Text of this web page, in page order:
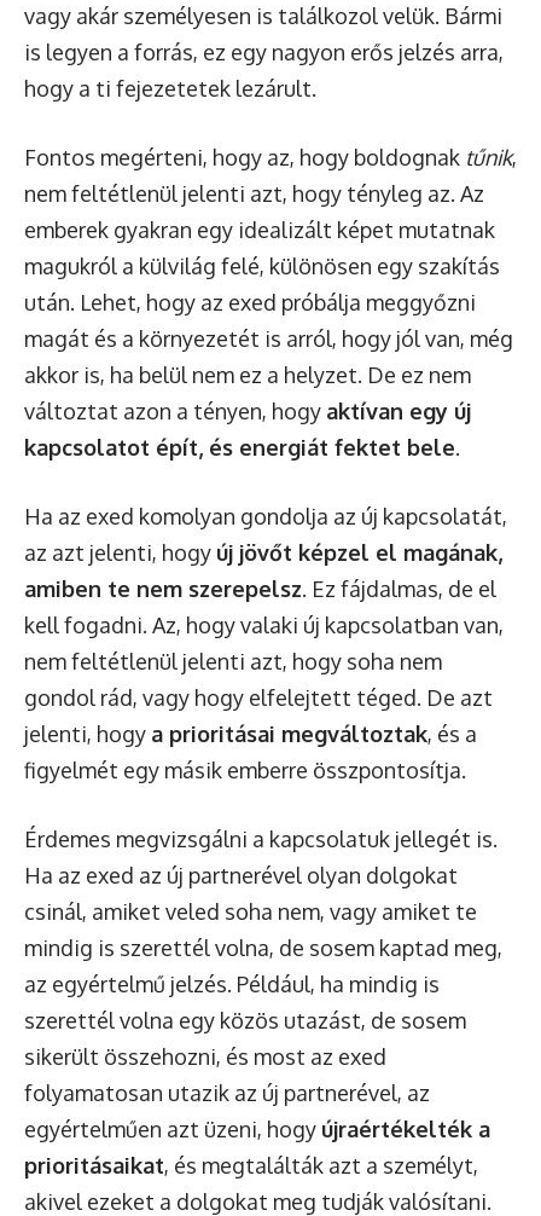
vagy akár személyesen is találkozol velük. Bármi
is legyen a forrás, ez egy nagyon erős jelzés arra,
hogy a ti fejezetetek lezárult.
Fontos megérteni, hogy az, hogy boldognak tűnik,
nem feltétlenül jelenti azt, hogy tényleg az. Az
emberek gyakran egy idealizált képet mutatnak
magukról a külvilág felé, különösen egy szakítás
után. Lehet, hogy az exed próbálja meggyőzni
magát és a környezetét is arról, hogy jól van, még
akkor is, ha belül nem ez a helyzet. De ez nem
változtat azon a tényen, hogy aktívan egy új
kapcsolatot épít, és energiát fektet bele.
Ha az exed komolyan gondolja az új kapcsolatát,
az azt jelenti, hogy új jövőt képzel el magának,
amiben te nem szerepelsz. Ez fájdalmas, de el
kell fogadni. Az, hogy valaki új kapcsolatban van,
nem feltétlenül jelenti azt, hogy soha nem
gondol rád, vagy hogy elfelejtett téged. De azt
jelenti, hogy a prioritásai megváltoztak, és a
figyelmét egy másik emberre összpontosítja.
Érdemes megvizsgálni a kapcsolatuk jellegét is.
Ha az exed az új partnerével olyan dolgokat
csinál, amiket veled soha nem, vagy amiket te
mindig is szerettél volna, de sosem kaptad meg,
az egyértelmű jelzés. Például, ha mindig is
szerettél volna egy közös utazást, de sosem
sikerült összehozni, és most az exed
folyamatosan utazik az új partnerével, az
egyértelműen azt üzeni, hogy újraértékelték a
prioritásaikat, és megtalálták azt a személyt,
akivel ezeket a dolgokat meg tudják valósítani.